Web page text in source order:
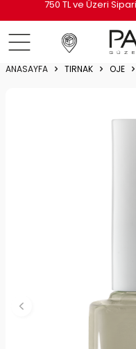
750 TL ve Üzeri
ANASAYFA TIRNAK OJE